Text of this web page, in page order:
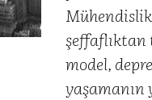
model,
yaşamanın